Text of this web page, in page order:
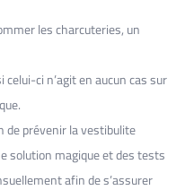
les charcuteries, un
ci n’agit en aucun cas sur
de prévenir la vestibulite
solution magique et des tests
afin de s’assurer